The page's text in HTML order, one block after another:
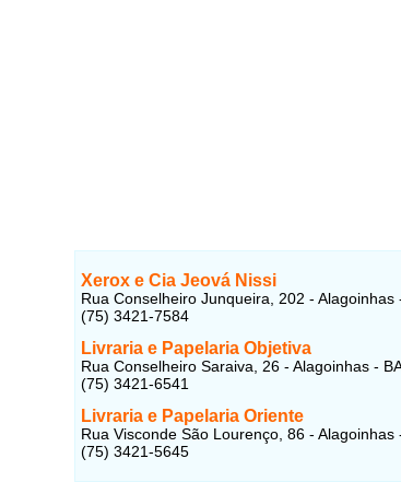
Xerox e Cia Jeová Nissi
Rua Conselheiro Junqueira, 202 - Alagoinhas
(75) 3421-7584
Livraria e Papelaria Objetiva
Rua Conselheiro Saraiva, 26 - Alagoinhas -
(75) 3421-6541
Livraria e Papelaria Oriente
Rua Visconde São Lourenço, 86 - Alagoinhas
(75) 3421-5645